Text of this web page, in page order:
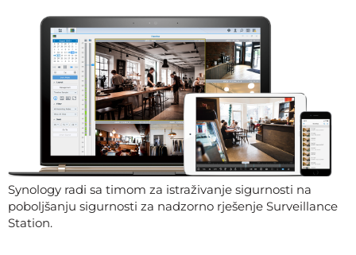
Synology radi sa timom za istraživanje sigurnosti na
poboljšanju sigurnosti za nadzorno rješenje Surveillance
Station.